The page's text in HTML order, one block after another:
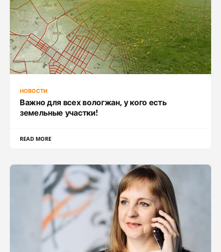
НОВОСТИ
Важно для всех вологжан, у кого есть
земельные участки!
READ MORE